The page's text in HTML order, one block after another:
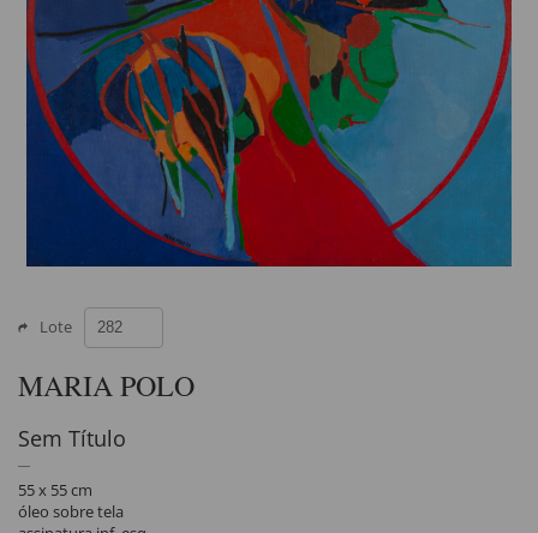
Lote
MARIA POLO
Sem Título
55 x 55 cm
óleo sobre tela